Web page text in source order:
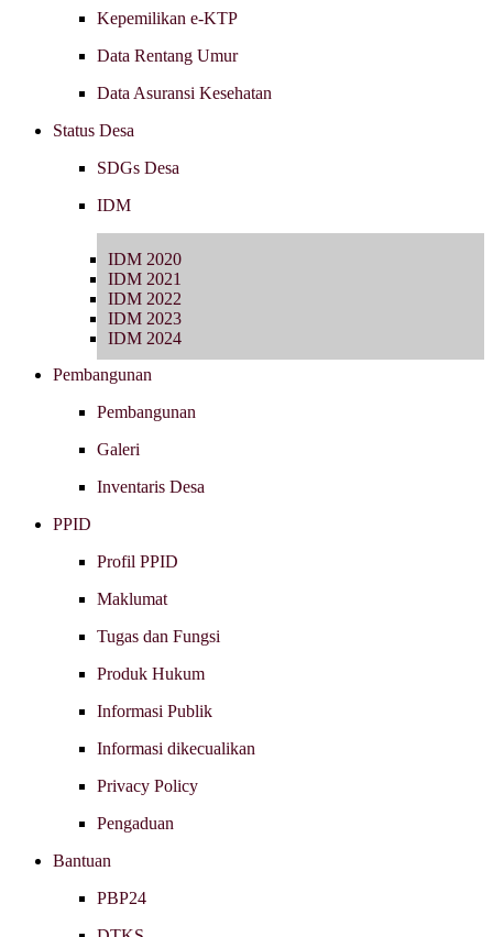
Kepemilikan e-KTP
Data Rentang Umur
Data Asuransi Kesehatan
Status Desa
SDGs Desa
IDM
IDM 2020
IDM 2021
IDM 2022
IDM 2023
IDM 2024
Pembangunan
Pembangunan
Galeri
Inventaris Desa
PPID
Profil PPID
Maklumat
Tugas dan Fungsi
Produk Hukum
Informasi Publik
Informasi dikecualikan
Privacy Policy
Pengaduan
Bantuan
PBP24